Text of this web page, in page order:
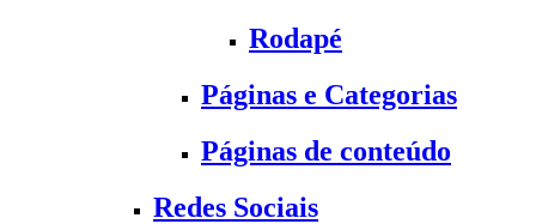
Rodapé
Páginas e Categorias
Páginas de conteúdo
Redes Sociais